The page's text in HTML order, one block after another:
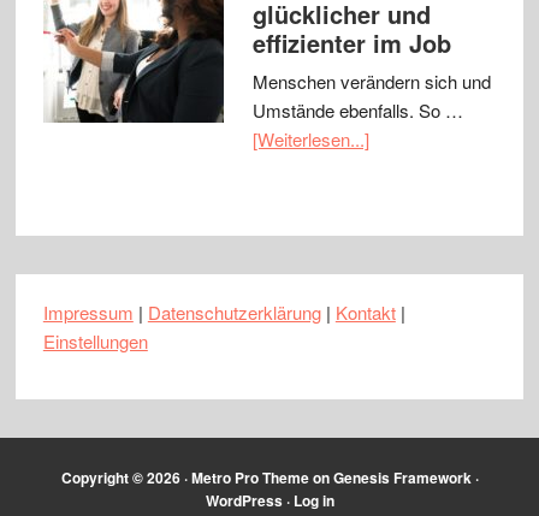
glücklicher und
effizienter im Job
Menschen verändern sich und
Umstände ebenfalls. So …
[Weiterlesen...]
Impressum | Datenschutzerklärung| Kontakt|
Einstellungen
Copyright © 2026 ·Metro Pro ThemeonGenesis Framework·
WordPress· Log in